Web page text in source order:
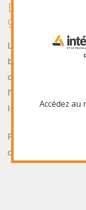
Eureka &
globale
Le mariage du
bourguignon ORT
complète de
l’infermière bloc
Interim’r et
Plus proche de nos
clients!
Accédez au